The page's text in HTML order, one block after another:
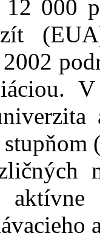
000